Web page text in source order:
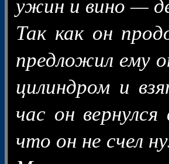
Так как он
предложил ему
цилиндром и
час он
что он не счел